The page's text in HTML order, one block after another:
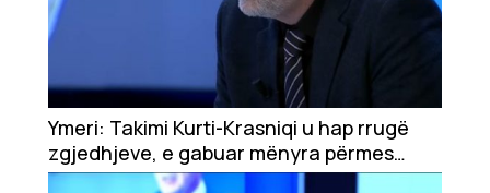
Ymeri: Takimi Kurti-Krasniqi u hap rrugë
zgjedhjeve, e gabuar mënyra përmes
shpërbërjes së Kuvendit